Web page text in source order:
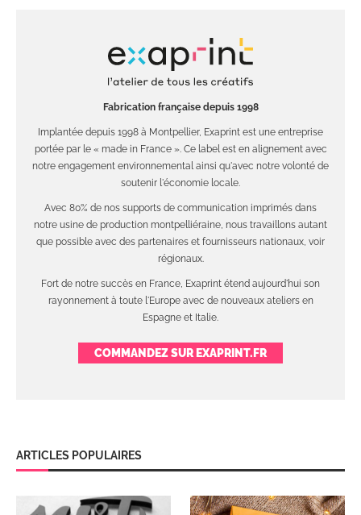
Fabrication française depuis 1998
Implantée depuis 1998 à Montpellier, Exaprint est une entreprise
portée par le « made in France ». Ce label est en alignement avec
notre engagement environnemental ainsi qu'avec notre volonté de
soutenir l'économie locale.
Avec 80% de nos supports de communication imprimés dans
notre usine de production montpelliéraine, nous travaillons autant
que possible avec des partenaires et fournisseurs nationaux, voir
régionaux.
Fort de notre succès en France, Exaprint étend aujourd'hui son
rayonnement à toute l'Europe avec de nouveaux ateliers en
Espagne et Italie.
COMMANDEZ SUR EXAPRINT.FR
ARTICLES POPULAIRES